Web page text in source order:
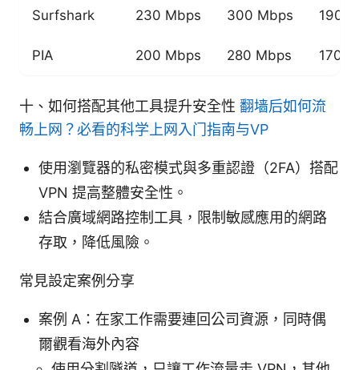
Surfshark 230 Mbps 300 Mbps 190
PIA 200 Mbps 280 Mbps 170
十、如何搭配其他工具提升安全性 翻墙后如何流
畅上网？必看的科学上网入门指南与VP
使用瀏覽器的私密模式與多重認證（2FA）搭配
VPN 提高整體安全性。
結合廣域網路控制工具，限制敏感應用的網路
存取，降低風險。
常見設定案例分享
案例 A：在家工作需要連回公司資源，同時偶
爾觀看海外內容